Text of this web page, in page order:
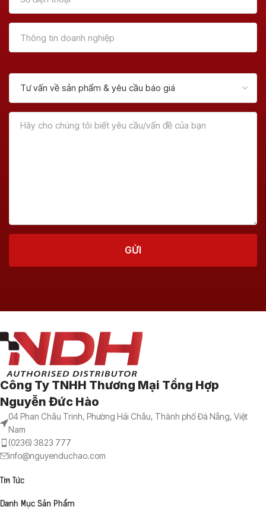
Công Ty TNHH Thương Mại Tổng Hợp
Nguyễn Đức Hào
04 Phan Châu Trinh, Phường Hải Châu, Thành phố Đà Nẵng, Việt
Nam
(0236) 3823 777
info@nguyenduchao.com
Tin Tức
Danh Mục Sản Phẩm